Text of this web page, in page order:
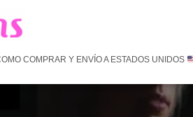
COMPRAR Y ENVÍO A ESTADOS UNIDOS